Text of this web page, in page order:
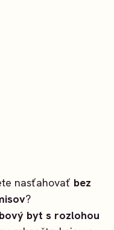
nasťahovať bez
?
byt s rozlohou